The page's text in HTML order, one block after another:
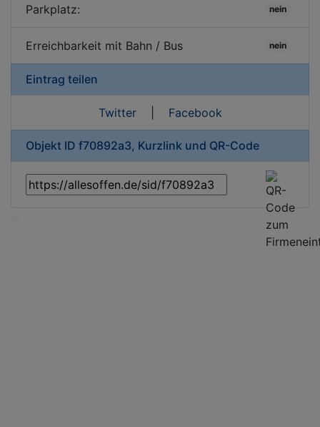
Parkplatz: nein
Erreichbarkeit mit Bahn / Bus nein
Eintrag teilen
Twitter| Facebook
Objekt ID f70892a3, Kurzlink und QR-Code